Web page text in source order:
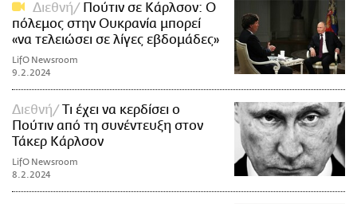
Διεθνή
Πούτιν σε Κάρλσον: Ο
πόλεμος στην Ουκρανία μπορεί
«να τελειώσει σε λίγες εβδομάδες»
LifO Newsroom
9.2.2024
Διεθνή
Τι έχει να κερδίσει ο
Πούτιν από τη συνέντευξη στον
Τάκερ Κάρλσον
LifO Newsroom
8.2.2024